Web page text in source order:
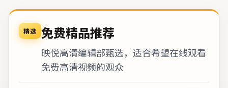
精选 免费精品推荐
映悦高清编辑部甄选，适合希望在线观看
免费高清视频的观众